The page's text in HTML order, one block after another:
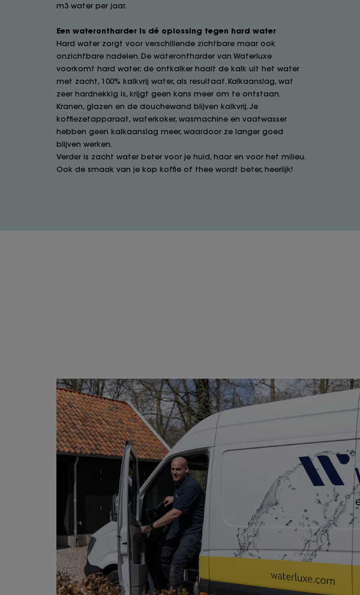
m3 water per jaar.
Een waterontharder is dé oplossing tegen hard water
Hard water zorgt voor verschillende zichtbare maar ook
onzichtbare nadelen. De waterontharder van Waterluxe
voorkomt hard water; de ontkalker haalt de kalk uit het water
met zacht, 100% kalkvrij water, als resultaat. Kalkaanslag, wat
zeer hardnekkig is, krijgt geen kans meer om te ontstaan.
Kranen, glazen en de douchewand blijven kalkvrij. Je
koffiezetapparaat, waterkoker, wasmachine en vaatwasser
hebben geen kalkaanslag meer, waardoor ze langer goed
blijven werken.
Verder is zacht water beter voor je huid, haar en voor het milieu.
Ook de smaak van je kop koffie of thee wordt beter, heerlijk!